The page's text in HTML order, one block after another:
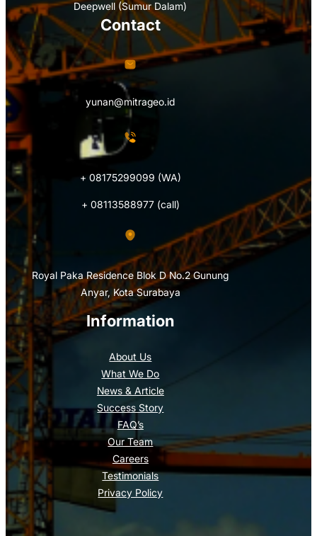
Deepwell (Sumur Dalam)
Information
About Us
What We Do
News & Article
Success Story
FAQ’s
Our Team
Careers
Testimonials
Privacy Policy
Contact
yunan@mitrageo.id
+ 08175299099 (WA)
+ 08113588977 (call)
Royal Paka Residence Blok D No.2 Gunung
Anyar, Kota Surabaya